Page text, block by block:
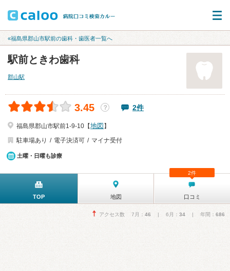
«福島県郡山市駅前の歯科・歯医者一覧へ
駅前ときわ歯科
郡山駅
3.45 ？ 2件
福島県郡山市駅前1-9-10【地図 】
駐車場あり
電子決済可 マイナ受付
土曜・日曜も診療
TOP 地図 口コミ
2件
アクセス数 7月： 46 | 6月： 34 | 年間： 686